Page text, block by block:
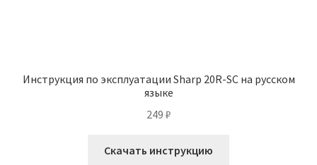
Инструкция по эксплуатации Sharp 20R-SC на русском
языке
249 ₽
Скачать инструкцию